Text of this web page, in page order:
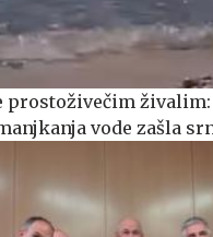
prostoživečim
vode zašla